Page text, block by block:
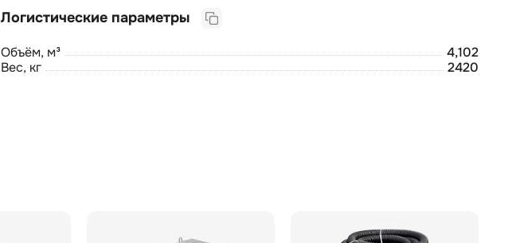
Объём, м³
4,102
Вес, кг
2420